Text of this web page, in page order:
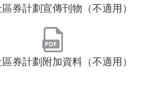
券計劃宣傳刊物（不適用）
券計劃附加資料（不適用）